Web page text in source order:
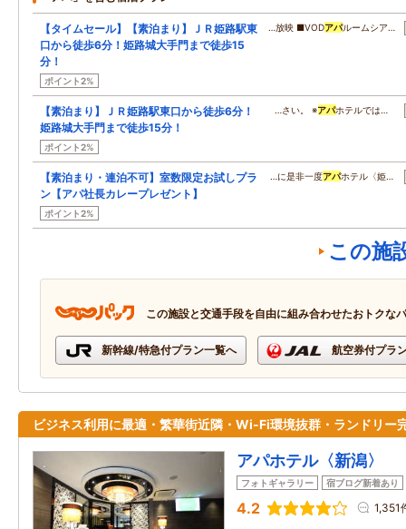
【タイムセール】【素泊まり】ＪＲ姫路駅東
口から徒歩6分！姫路城大手門まで徒歩15
分！
ポイント2%
…放映 ■VODアパルームシア…
【素泊まり】ＪＲ姫路駅東口から徒歩6分！
姫路城大手門まで徒歩15分！
ポイント2%
…さい。 ※アパホテルでは…
【素泊まり・連泊不可】室数限定お試しプラ
ン【アパ社長カレープレゼント】
ポイント2%
…に是非一度アパホテル〈姫…
この施
この施設と交通手段を自由に組み合わせたおトクな
新幹線/特急付プラン一覧へ 航空券付プラ
ビジネス利用に最適・繁華街近隣・Wi-Fi環境抜群・ランドリー
アパホテル〈新潟〉
フォトギャラリー 宿ブログ新着あり
4.2 1,351